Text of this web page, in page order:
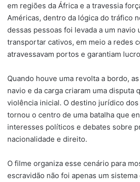
em regiões da África e a travessia
Américas, dentro da lógica do tráfico
dessas pessoas foi levada a um navio
transportar cativos, em meio a redes
atravessavam portos e garantiam
Quando houve uma revolta a bordo,
navio e da carga criaram uma disputa
violência inicial. O destino jurídico
tornou o centro de uma batalha que
interesses políticos e debates sobre
nacionalidade e direito.
O filme organiza esse cenário para
escravidão não foi apenas um sistema